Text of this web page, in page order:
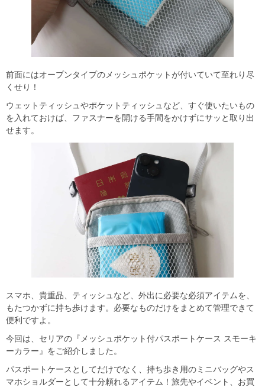
前面にはオープンタイプのメッシュポケットが付いていて至れり尽
くせり！
ウェットティッシュやポケットティッシュなど、すぐ使いたいもの
を入れておけば、ファスナーを開ける手間をかけずにサッと取り出
せます。
スマホ、貴重品、ティッシュなど、外出に必要な必須アイテムを、
もたつかずに持ち歩けます。必要なものだけをまとめて管理できて
便利ですよ。
今回は、セリアの『メッシュポケット付パスポートケース スモーキ
ーカラー』をご紹介しました。
パスポートケースとしてだけでなく、持ち歩き用のミニバッグやス
マホショルダーとして十分頼れるアイテム！旅先やイベント、お買